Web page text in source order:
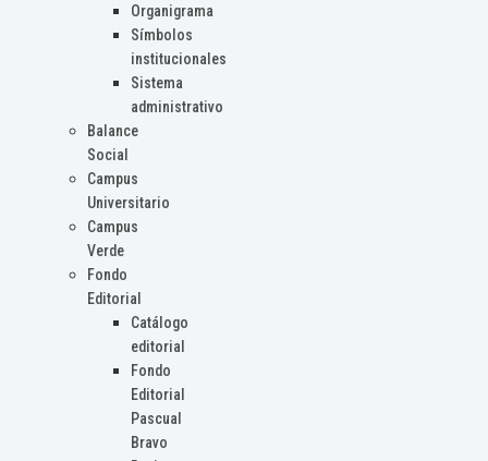
Organigrama
Símbolos
institucionales
Sistema
administrativo
Balance
Social
Campus
Universitario
Campus
Verde
Fondo
Editorial
Catálogo
editorial
Fondo
Editorial
Pascual
Bravo